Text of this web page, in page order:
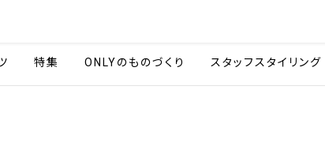
特集 ONLYのものづくり スタッフスタイリング